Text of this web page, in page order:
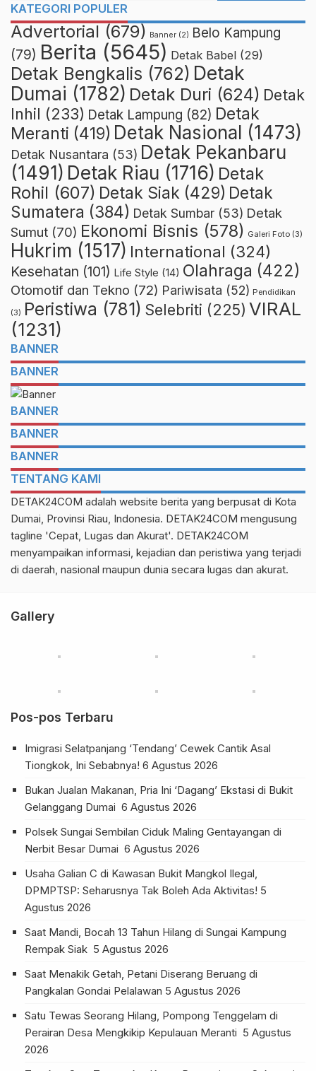
KATEGORI POPULER
Advertorial (679) Banner (2) Belo Kampung
(79) Berita (5645) Detak Babel (29)
Detak Bengkalis (762) Detak
Dumai (1782) Detak Duri (624) Detak
Inhil (233) Detak Lampung (82) Detak
Meranti (419) Detak Nasional (1473)
Detak Nusantara (53) Detak Pekanbaru
(1491) Detak Riau (1716) Detak
Rohil (607) Detak Siak (429) Detak
Sumatera (384) Detak Sumbar (53) Detak
Sumut (70) Ekonomi Bisnis (578) Galeri Foto (3)
Hukrim (1517) International (324)
Kesehatan (101) Life Style (14) Olahraga (422)
Otomotif dan Tekno (72) Pariwisata (52) Pendidikan
(3) Peristiwa (781) Selebriti (225) VIRAL
(1231)
BANNER
BANNER
BANNER
BANNER
BANNER
TENTANG KAMI
DETAK24COM adalah website berita yang berpusat di Kota
Dumai, Provinsi Riau, Indonesia. DETAK24COM mengusung
tagline 'Cepat, Lugas dan Akurat'. DETAK24COM
menyampaikan informasi, kejadian dan peristiwa yang terjadi
di daerah, nasional maupun dunia secara lugas dan akurat.
Gallery
Pos-pos Terbaru
Imigrasi Selatpanjang ‘Tendang’ Cewek Cantik Asal
Tiongkok, Ini Sebabnya! 6 Agustus 2026
Bukan Jualan Makanan, Pria Ini ‘Dagang’ Ekstasi di Bukit
Gelanggang Dumai 6 Agustus 2026
Polsek Sungai Sembilan Ciduk Maling Gentayangan di
Nerbit Besar Dumai 6 Agustus 2026
Usaha Galian C di Kawasan Bukit Mangkol Ilegal,
DPMPTSP: Seharusnya Tak Boleh Ada Aktivitas! 5
Agustus 2026
Saat Mandi, Bocah 13 Tahun Hilang di Sungai Kampung
Rempak Siak 5 Agustus 2026
Saat Menakik Getah, Petani Diserang Beruang di
Pangkalan Gondai Pelalawan 5 Agustus 2026
Satu Tewas Seorang Hilang, Pompong Tenggelam di
Perairan Desa Mengkikip Kepulauan Meranti 5 Agustus
2026